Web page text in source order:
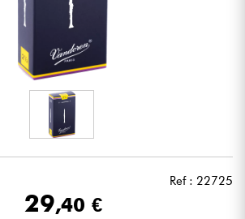
Ref : 22725
29,40 €